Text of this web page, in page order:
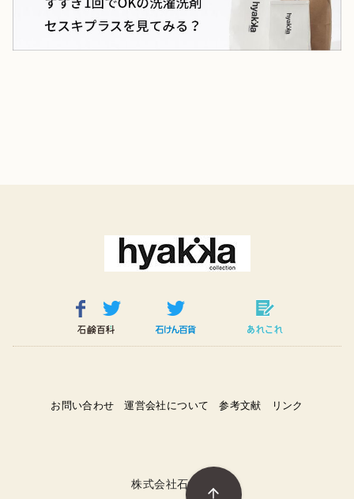
お問い合わせ 運営会社について 参考文献 リンク
株式会社石鹸百科